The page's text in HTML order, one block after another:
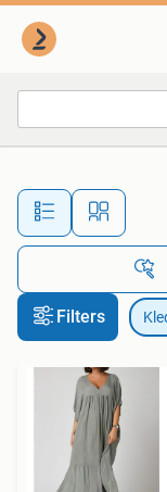
Filters